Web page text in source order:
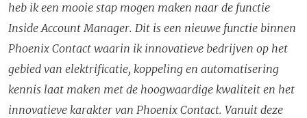
heb ik een mooie stap mogen maken naar de functie
Inside Account Manager. Dit is een nieuwe functie binnen
Phoenix Contact waarin ik innovatieve bedrijven op het
gebied van elektrificatie, koppeling en automatisering
kennis laat maken met de hoogwaardige kwaliteit en het
innovatieve karakter van Phoenix Contact. Vanuit deze